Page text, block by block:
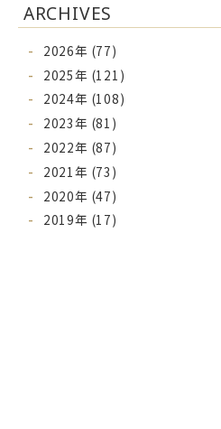
ARCHIVES
2026年 (77)
2025年 (121)
2024年 (108)
2023年 (81)
2022年 (87)
2021年 (73)
2020年 (47)
2019年 (17)